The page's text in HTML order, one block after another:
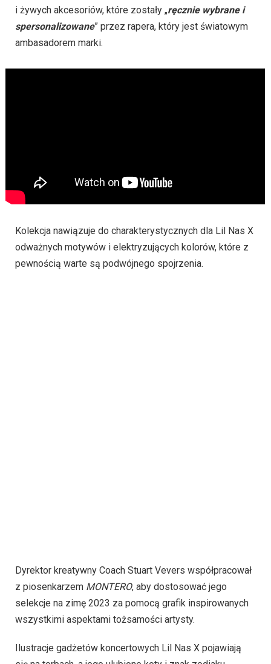
i żywych akcesoriów, które zostały „ręcznie wybrane i
spersonalizowane” przez rapera, który jest światowym
ambasadorem marki.
Kolekcja nawiązuje do charakterystycznych dla Lil Nas X
odważnych motywów i elektryzujących kolorów, które z
pewnością warte są podwójnego spojrzenia.
Dyrektor kreatywny Coach Stuart Vevers współpracował
z piosenkarzem MONTERO, aby dostosować jego
selekcje na zimę 2023 za pomocą grafik inspirowanych
wszystkimi aspektami tożsamości artysty.
Ilustracje gadżetów koncertowych Lil Nas X pojawiają